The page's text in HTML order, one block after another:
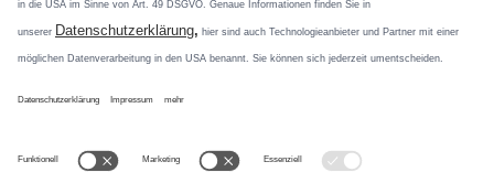
Mit unseren
Newsletterformaten
informieren wir über
aktuelle Themen.
Jetzt abonnieren
Instagram